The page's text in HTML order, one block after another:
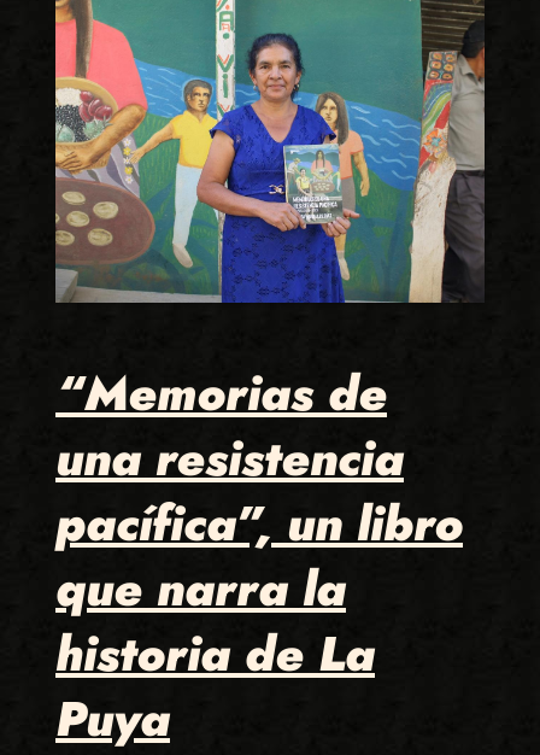
“Memorias de
una resistencia
pacífica”, un libro
que narra la
historia de La
Puya